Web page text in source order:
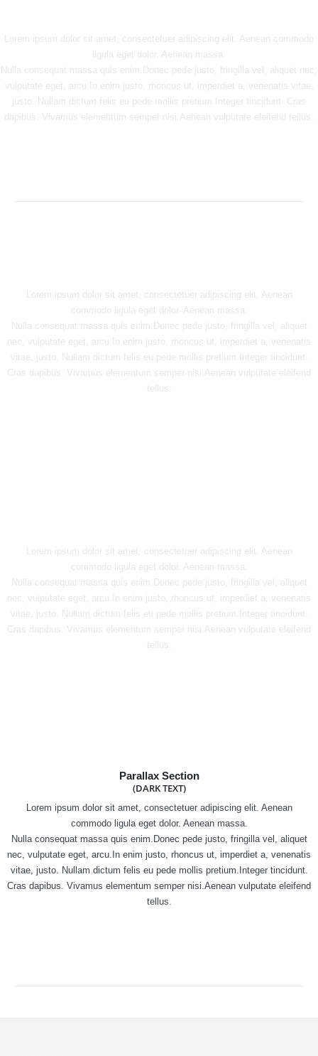
Lorem ipsum dolor sit amet, consectetuer adipiscing elit. Aenean commodo
ligula eget dolor. Aenean massa.
Nulla consequat massa quis enim.Donec pede justo, fringilla vel, aliquet nec,
vulputate eget, arcu.In enim justo, rhoncus ut, imperdiet a, venenatis vitae,
justo. Nullam dictum felis eu pede mollis pretium.Integer tincidunt. Cras
dapibus. Vivamus elementum semper nisi.Aenean vulputate eleifend tellus.
Lorem ipsum dolor sit amet, consectetuer adipiscing elit. Aenean
commodo ligula eget dolor. Aenean massa.
Nulla consequat massa quis enim.Donec pede justo, fringilla vel, aliquet
nec, vulputate eget, arcu.In enim justo, rhoncus ut, imperdiet a, venenatis
vitae, justo. Nullam dictum felis eu pede mollis pretium.Integer tincidunt.
Cras dapibus. Vivamus elementum semper nisi.Aenean vulputate eleifend
tellus.
Lorem ipsum dolor sit amet, consectetuer adipiscing elit. Aenean
commodo ligula eget dolor. Aenean massa.
Nulla consequat massa quis enim.Donec pede justo, fringilla vel, aliquet
nec, vulputate eget, arcu.In enim justo, rhoncus ut, imperdiet a, venenatis
vitae, justo. Nullam dictum felis eu pede mollis pretium.Integer tincidunt.
Cras dapibus. Vivamus elementum semper nisi.Aenean vulputate eleifend
tellus.
Parallax Section
(DARK TEXT)
Lorem ipsum dolor sit amet, consectetuer adipiscing elit. Aenean
commodo ligula eget dolor. Aenean massa.
Nulla consequat massa quis enim.Donec pede justo, fringilla vel, aliquet
nec, vulputate eget, arcu.In enim justo, rhoncus ut, imperdiet a, venenatis
vitae, justo. Nullam dictum felis eu pede mollis pretium.Integer tincidunt.
Cras dapibus. Vivamus elementum semper nisi.Aenean vulputate eleifend
tellus.